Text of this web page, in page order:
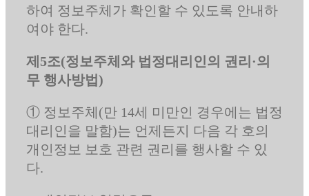
하여 정보주체가 확인할 수 있도록 안내하
여야 한다.
제5조(정보주체와 법정대리인의 권리·의
무 행사방법)
① 정보주체(만 14세 미만인 경우에는 법정
대리인을 말함)는 언제든지 다음 각 호의
개인정보 보호 관련 권리를 행사할 수 있
다.